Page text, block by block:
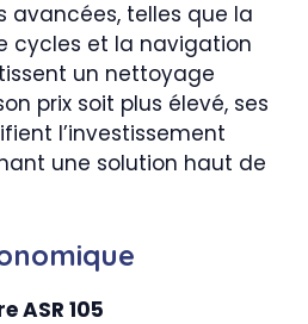
avancées, telles que la
cycles et la navigation
un nettoyage
prix soit plus élevé, ses
l’investissement
une solution haut de
ASR 105